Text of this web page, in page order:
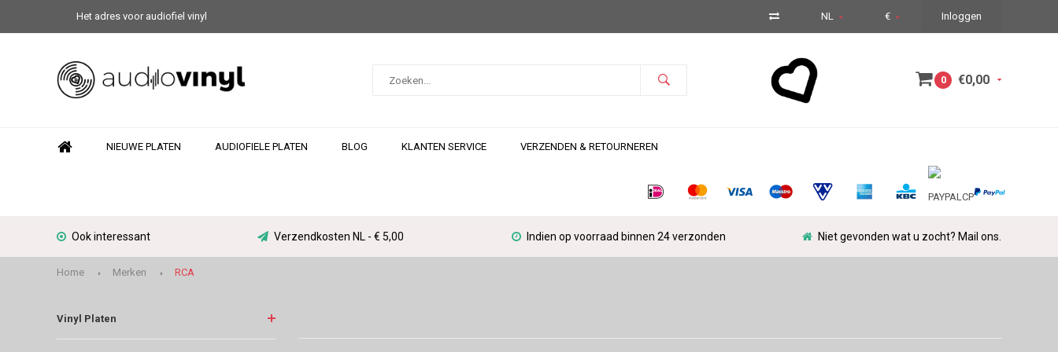
Het adres voor audiofiel vinyl NL € Inloggen
0 €0,00
NIEUWE PLATEN AUDIOFIELE PLATEN BLOG KLANTEN SERVICE VERZENDEN & RETOURNEREN
Ook interessant Verzendkosten NL - € 5,00 Indien op voorraad binnen 24 verzonden Niet gevonden wat u zocht? Mail ons.
Home Merken RCA
Vinyl Platen